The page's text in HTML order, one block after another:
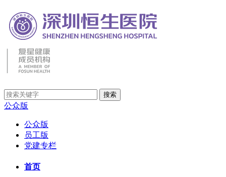
公众版
公众版
员工版
党建专栏
首页